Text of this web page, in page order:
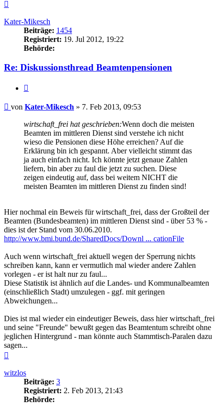
Kater-Mikesch
Beiträge: 1454
Registriert: 19. Jul 2012, 19:22
Behörde:
Re: Diskussionsthread Beamtenpensionen
Beitrag
von Kater-Mikesch » 7. Feb 2013, 09:53
wirtschaft_frei hat geschrieben:Wenn doch die meisten
Beamten im mittleren Dienst sind verstehe ich nicht
wieso die Pensionen diese Höhe erreichen? Auf die
Erklärung bin ich gespannt. Aber vielleicht stimmt das
ja auch einfach nicht. Ich könnte jetzt genaue Zahlen
liefern, bin aber zu faul die jetzt zu suchen. Diese
zeigen eindeutig auf, dass bei weitem NICHT die
meisten Beamten im mittleren Dienst zu finden sind!
Hier nochmal ein Beweis für wirtschaft_frei, dass der Großteil der
Beamten (Bundesbeamten) im mittleren Dienst sind - über 53 % -
dies ist der Stand vom 30.06.2010.
http://www.bmi.bund.de/SharedDocs/Downl ... cationFile
Auch wenn wirtschaft_frei aktuell wegen der Sperrung nichts
schreiben kann, kann er vermutlich mal wieder andere Zahlen
vorlegen - er ist halt nur zu faul...
Diese Statistik ist ähnlich auf die Landes- und Kommunalbeamten
(einschließlich Stadt) umzulegen - ggf. mit geringen
Abweichungen...
Dies ist mal wieder ein eindeutiger Beweis, dass hier wirtschaft_frei
und seine "Freunde" bewußt gegen das Beamtentum schreibt ohne
jeglichen Hintergrund - man könnte auch Stammtisch-Paralen dazu
sagen...
witzlos
Beiträge: 3
Registriert: 2. Feb 2013, 21:43
Behörde: